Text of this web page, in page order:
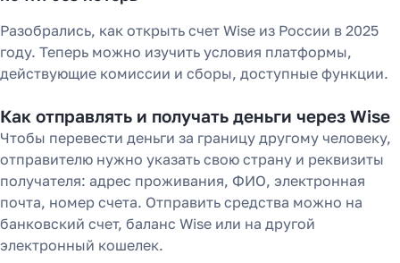
Разобрались, как открыть счет Wise из России в 2025
году. Теперь можно изучить условия платформы,
действующие комиссии и сборы, доступные функции.
Как отправлять и получать деньги через Wise
Чтобы перевести деньги за границу другому человеку,
отправителю нужно указать свою страну и реквизиты
получателя: адрес проживания, ФИО, электронная
почта, номер счета. Отправить средства можно на
банковский счет, баланс Wise или на другой
электронный кошелек.